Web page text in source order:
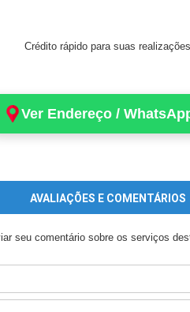
Crédito rápido para suas realizações
Ver Endereço /
AVALIAÇÕES E COMENTÁRIOS
seu comentário sobre os serviços